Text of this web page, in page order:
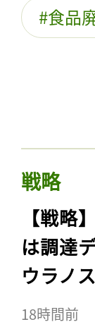
食品
戦略
【戦略
は調達
ウラノ
18時間前